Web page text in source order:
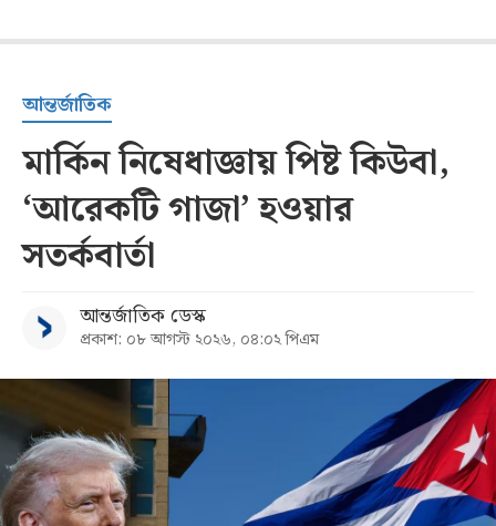
আন্তর্জাতিক
মার্কিন নিষেধাজ্ঞায় পিষ্ট কিউবা,
‘আরেকটি গাজা’ হওয়ার
সতর্কবার্তা
আন্তর্জাতিক ডেস্ক
প্রকাশ: ০৮ আগস্ট ২০২৬, ০৪:০২ পিএম